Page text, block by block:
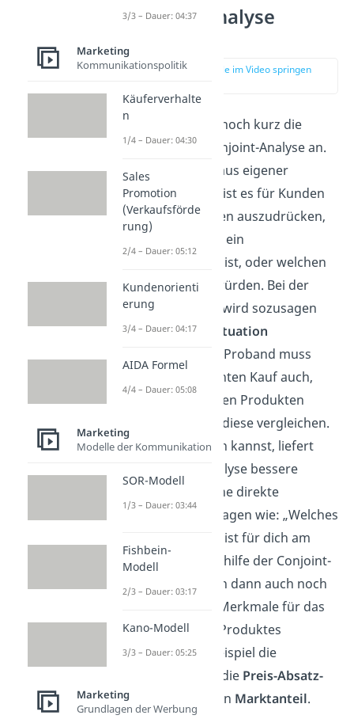
Conjoint-Analyse
zur Stelle im Video springen
Schauen wir uns noch kurz die
Vorteileeiner Conjoint-Analyse an.
Wie du vielleicht aus eigener
Erfahrung weißt, ist es für Kunden
schwierig in Zahlen auszudrücken,
wie wichtig ihnen ein
Produktmerkmal ist, oder welchen
Preis sie zahlen würden. Bei der
Conjoint-Analyse wird sozusagen
eineechte Kaufsituation
nachgestellt. Der Proband muss
sich, wie beim echten Kauf auch,
zwischen mehreren Produkten
entscheiden und diese vergleichen.
Wie du dir denken kannst, liefert
eine Conjoint-Analyse bessere
Ergebnisse als eine direkte
Befragung aus Fragen wie: „Welches
Produktmerkmal ist für dich am
wichtigsten?“ Mithilfe der Conjoint-
Analyse kann man dann auch noch
andere wichtige Merkmale für das
Marketing eines Produktes
ermitteln, zum Beispiel die
, die Preis-Absatz-
Funktion
oder den Marktanteil.
3/3 – Dauer: 04:37
Marketing
Kommunikationspolitik
Käuferverhalte
n
1/4 – Dauer: 04:30
Sales
Promotion
(Verkaufsförde
rung)
2/4 – Dauer: 05:12
Kundenorienti
erung
3/4 – Dauer: 04:17
AIDA Formel
4/4 – Dauer: 05:08
Marketing
Modelle der Kommunikation
SOR-Modell
1/3 – Dauer: 03:44
Fishbein-
Modell
2/3 – Dauer: 03:17
Kano-Modell
3/3 – Dauer: 05:25
Marketing
Grundlagen der Werbung